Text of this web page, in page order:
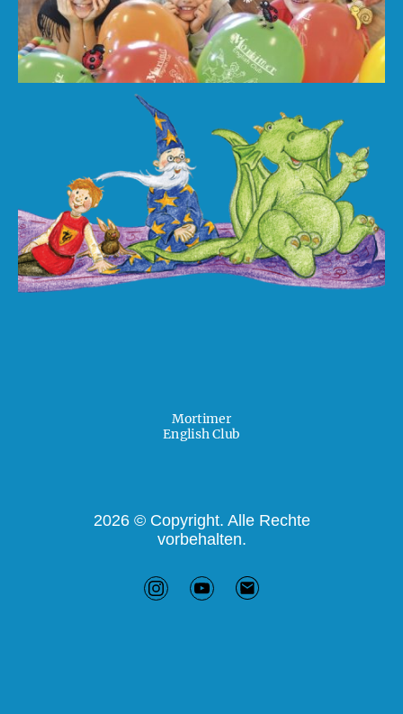
Mortimer
English Club
2026 © Copyright. Alle Rechte
vorbehalten.